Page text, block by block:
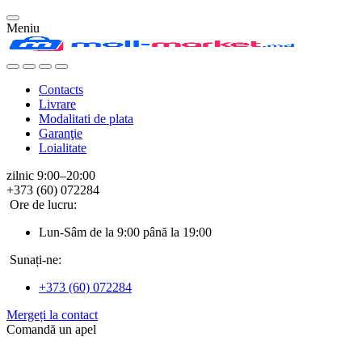
Meniu
Contacts
Livrare
Modalitati de plata
Garanţie
Loialitate
zilnic 9:00–20:00
+373 (60) 072284
Ore de lucru:
Lun-Sâm de la 9:00 până la 19:00
Sunați-ne:
+373 (60) 072284
Mergeți la contact
Comandă un apel